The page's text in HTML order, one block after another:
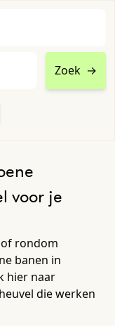
Zoek →
voor je
rondom
banen in
hier naar
die werken